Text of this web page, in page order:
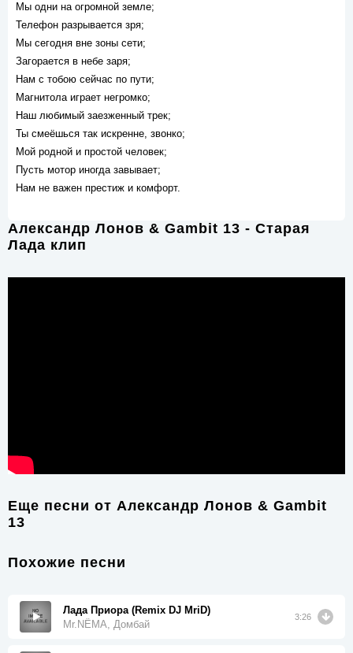
Мы одни на огромной земле;
Телефон разрывается зря;
Мы сегодня вне зоны сети;
Загорается в небе заря;
Нам с тобою сейчас по пути;
Магнитола играет негромко;
Наш любимый заезженный трек;
Ты смеёшься так искренне, звонко;
Мой родной и простой человек;
Пусть мотор иногда завывает;
Нам не важен престиж и комфорт.
Александр Лонов & Gambit 13 - Старая
Лада клип
Еще песни от Александр Лонов & Gambit
13
Похожие песни
Лада Приора (Remix DJ MriD)
Mr.NËMA, Домбай
3:26